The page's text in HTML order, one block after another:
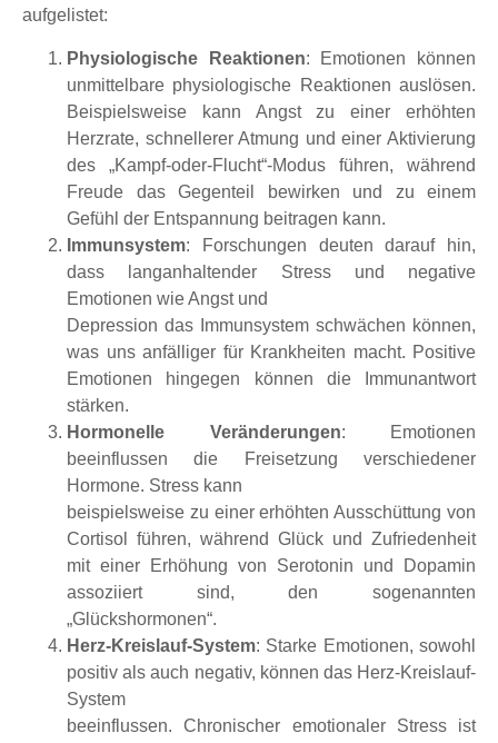
aufgelistet:
Physiologische Reaktionen: Emotionen können
unmittelbare physiologische Reaktionen auslösen.
Beispielsweise kann Angst zu einer erhöhten
Herzrate, schnellerer Atmung und einer Aktivierung
des „Kampf-oder-Flucht“-Modus führen, während
Freude das Gegenteil bewirken und zu einem
Gefühl der Entspannung beitragen kann.
Immunsystem: Forschungen deuten darauf hin,
dass langanhaltender Stress und negative
Emotionen wie Angst und
Depression das Immunsystem schwächen können,
was uns anfälliger für Krankheiten macht. Positive
Emotionen hingegen können die Immunantwort
stärken.
Hormonelle Veränderungen: Emotionen
beeinflussen die Freisetzung verschiedener
Hormone. Stress kann
beispielsweise zu einer erhöhten Ausschüttung von
Cortisol führen, während Glück und Zufriedenheit
mit einer Erhöhung von Serotonin und Dopamin
assoziiert sind, den sogenannten
„Glückshormonen“.
Herz-Kreislauf-System: Starke Emotionen, sowohl
positiv als auch negativ, können das Herz-Kreislauf-
System
beeinflussen. Chronischer emotionaler Stress ist